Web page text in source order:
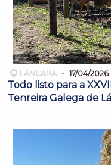
LÁNCARA 17/04/2026
Todo listo para a
Tenreira Galega de